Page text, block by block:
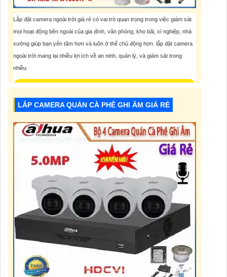
Lắp đặt camera ngoài trời giá rẻ có vai trò quan trọng trong việc giám sát
mọi hoạt động bên ngoài của gia đình, văn phòng, kho bãi, xí nghiệp, nhà
xưởng giúp bạn yên tâm hơn và luôn ở thế chủ động hơn. lắp đặt camera
ngoài trời mang lại nhiều lợi ích về an ninh, quản lý, và giám sát trong
nhiều
9,800,000 VNĐ
LẮP CAMERA QUÁN CÀ PHÊ GHI ÂM GIÁ RẺ